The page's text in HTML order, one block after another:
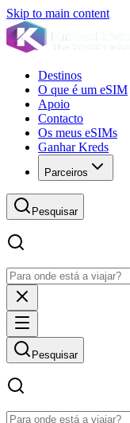
Skip to main content
Destinos
O que é um eSIM
Apoio
Contacto
Os meus eSIMs
Ganhar Kreds
Parceiros
Pesquisar
Pesquisar